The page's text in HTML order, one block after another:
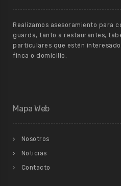
Realizamos asesoramiento para
guarda, tanto a restaurantes,
particulares que estén
finca o domicilio.
Mapa Web
Nosotros
Noticias
Contacto